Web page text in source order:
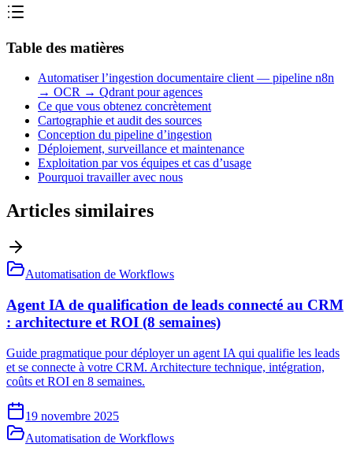
Table des matières
Automatiser l’ingestion documentaire client — pipeline n8n
→ OCR → Qdrant pour agences
Ce que vous obtenez concrètement
Cartographie et audit des sources
Conception du pipeline d’ingestion
Déploiement, surveillance et maintenance
Exploitation par vos équipes et cas d’usage
Pourquoi travailler avec nous
Articles similaires
Automatisation de Workflows
Agent IA de qualification de leads connecté au CRM
: architecture et ROI (8 semaines)
Guide pragmatique pour déployer un agent IA qui qualifie les leads
et se connecte à votre CRM. Architecture technique, intégration,
coûts et ROI en 8 semaines.
19 novembre 2025
Automatisation de Workflows